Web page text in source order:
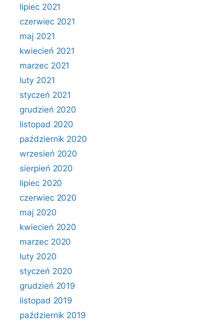
lipiec 2021
czerwiec 2021
maj 2021
kwiecień 2021
marzec 2021
luty 2021
styczeń 2021
grudzień 2020
listopad 2020
październik 2020
wrzesień 2020
sierpień 2020
lipiec 2020
czerwiec 2020
maj 2020
kwiecień 2020
marzec 2020
luty 2020
styczeń 2020
grudzień 2019
listopad 2019
październik 2019